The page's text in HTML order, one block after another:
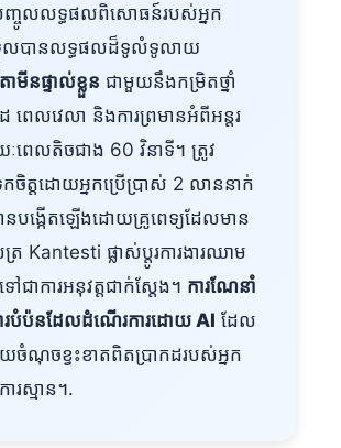
ញ្ចូលលទ្ធផលពិសោធន៍របស់អ្នក
បានលទ្ធផលដ៏ទូលំទូលាយ
ាមីនផ្ទាល់ខ្លួន ជាមួយនឹងកម្រិតថ្នាំ
ពេលវេលា និងការព្រមានអំពីអន្តរ
យៈពេលតិចជាង 60 វិនាទី។ ត្រូវ
ចិត្តដោយអ្នកប្រើប្រាស់ 2 លាននាក់
នបង្កើតឡើងដោយគ្រូពេទ្យដែលមាន
ត្រ Kantesti ផ្លាស់ប្តូរការងារឈាម
ជាការអនុវត្តជាក់ស្តែង។ ការណែនាំ
របំប៉នដែលដំណើរការដោយ AI ដែល
ចំណុចខ្វះខាតពិតប្រាកដរបស់អ្នក
រស្មាន។.